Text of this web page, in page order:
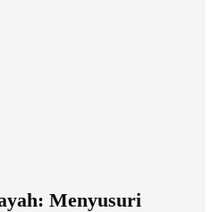
Menyusuri